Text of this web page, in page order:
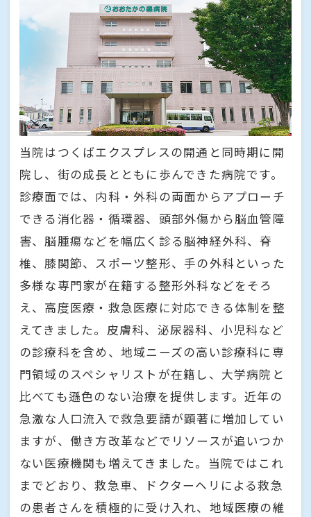
当院はつくばエクスプレスの開通と同時期に開
院し、街の成長とともに歩んできた病院です。
診療面では、内科・外科の両面からアプローチ
できる消化器・循環器、頭部外傷から脳血管障
害、脳腫瘍などを幅広く診る脳神経外科、脊
椎、膝関節、スポーツ整形、手の外科といった
多様な専門家が在籍する整形外科などをそろ
え、高度医療・救急医療に対応できる体制を整
えてきました。皮膚科、泌尿器科、小児科など
の診療科を含め、地域ニーズの高い診療科に専
門領域のスペシャリストが在籍し、大学病院と
比べても遜色のない治療を提供します。近年の
急激な人口流入で救急要請が顕著に増加してい
ますが、働き方改革などでリソースが追いつか
ない医療機関も増えてきました。当院ではこれ
までどおり、救急車、ドクターヘリによる救急
の患者さんを積極的に受け入れ、地域医療の維